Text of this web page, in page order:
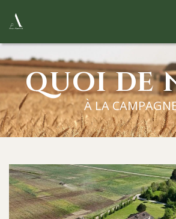
QUOI DE
À LA